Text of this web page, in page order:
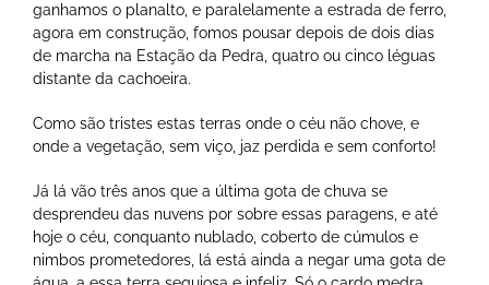
ganhamos o planalto, e paralelamente a estrada de ferro,
agora em construção, fomos pousar depois de dois dias
de marcha na Estação da Pedra, quatro ou cinco léguas
distante da cachoeira.
Como são tristes estas terras onde o céu não chove, e
onde a vegetação, sem viço, jaz perdida e sem conforto!
Já lá vão três anos que a última gota de chuva se
desprendeu das nuvens por sobre essas paragens, e até
hoje o céu, conquanto nublado, coberto de cúmulos e
nimbos prometedores, lá está ainda a negar uma gota de